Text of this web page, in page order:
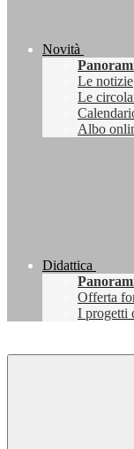
Novità
Le notizie
Le
Albo
Didattica
Offerta
I progetti